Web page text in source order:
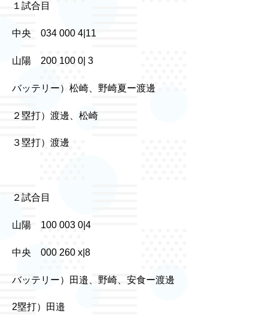
１試合目
中央 034 000 4|11
山陽 200 100 0| 3
バッテリー）松崎、野崎夏ー渡邊
２塁打）渡邊、松崎
３塁打）渡邊
２試合目
山陽 100 003 0|4
中央 000 260 x|8
バッテリー）田邉、野崎、安食ー渡邊
2塁打）田邉